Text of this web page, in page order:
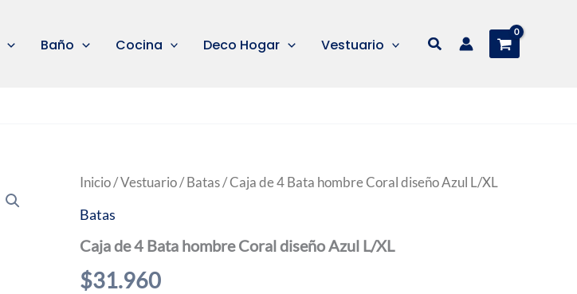
Baño Cocina Deco Hogar Vestuario Buscar
Inicio/Vestuario/ Batas/ Caja de 4 Bata hombre Coral diseño Azul L/XL
Batas
Caja de 4 Bata hombre Coral diseño Azul L/XL
$31.960